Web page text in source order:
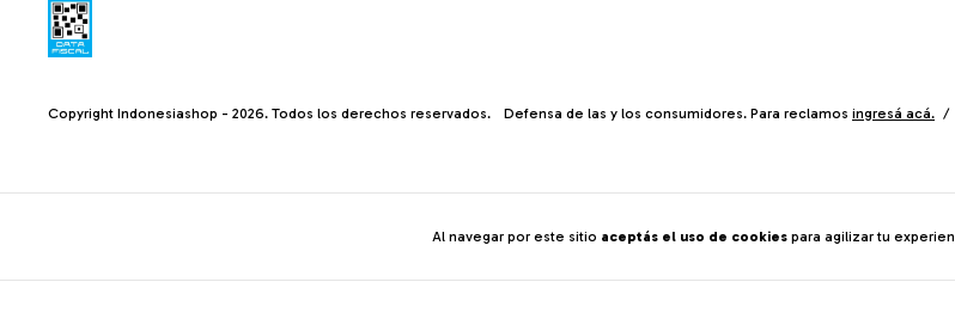
Al navegar por este sitio aceptás el uso de cookies para agilizar tu
Copyright Indonesiashop - 2026. Todos los derechos reservados. Defensa de las y los consumidores. Para reclamos ingresá acá. /